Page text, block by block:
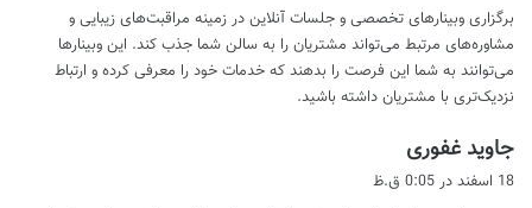
:
برگزاری وبینارهای تخصصی و جلسات آنلاین در زمینه مراقبت‌های زیبایی و
مشاوره‌های مرتبط می‌تواند مشتریان را به سالن شما جذب کند. این وبینارها
می‌توانند به شما این فرصت را بدهند که خدمات خود را معرفی کرده و ارتباط
نزدیک‌تری با مشتریان داشته باشید.
جاوید غفوری
ف
18 اسفند در 0:05 ق.ظ